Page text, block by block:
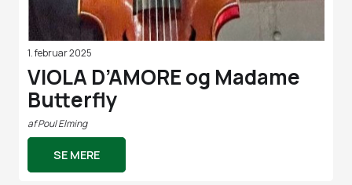
1. februar 2025
VIOLA D’AMORE og Madame
Butterfly
afPoul Elming
SE MERE